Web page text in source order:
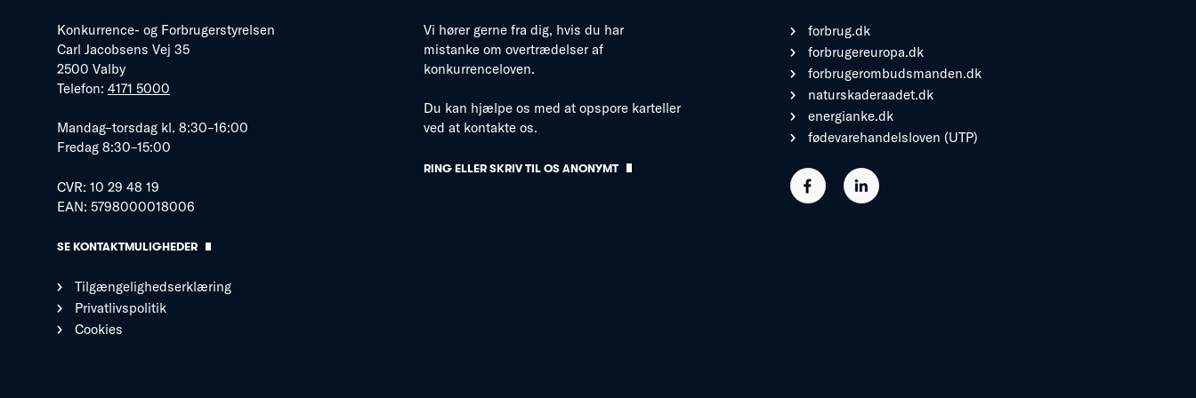
Konkurrence- og Forbrugerstyrelsen
Carl Jacobsens Vej 35
2500 Valby
Telefon: 4171 5000
Mandag–torsdag kl. 8:30–16:00
Fredag 8:30–15:00
CVR: 10 29 48 19
EAN: 5798000018006
SE KONTAKTMULIGHEDER
Tilgængelighedserklæring
Privatlivspolitik
Cookies
Vi hører gerne fra dig, hvis du har
mistanke om overtrædelser af
konkurrenceloven.
Du kan hjælpe os med at opspore karteller
ved at kontakte os.
RING ELLER SKRIV TIL OS ANONYMT
forbrug.dk
forbrugereuropa.dk
forbrugerombudsmanden.dk
naturskaderaadet.dk
energianke.dk
fødevarehandelsloven (UTP)